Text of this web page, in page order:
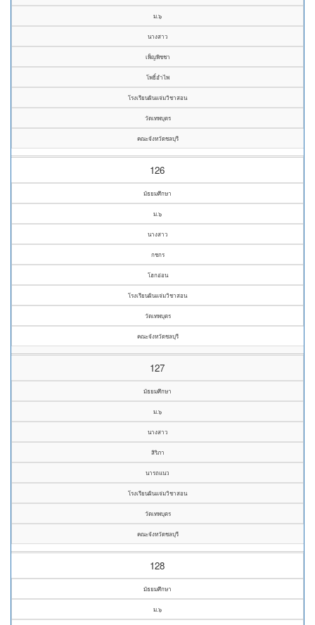
ม.๖
นางสาว
เพ็ญพิชชา
โพธิ์อำไพ
โรงเรียนผินแจ่มวิชาสอน
วัดเทพบุตร
คณะจังหวัดชลบุรี
126
มัธยมศึกษา
ม.๖
นางสาว
กชกร
โฮกอ่อน
โรงเรียนผินแจ่มวิชาสอน
วัดเทพบุตร
คณะจังหวัดชลบุรี
127
มัธยมศึกษา
ม.๖
นางสาว
สิริภา
นารถแนว
โรงเรียนผินแจ่มวิชาสอน
วัดเทพบุตร
คณะจังหวัดชลบุรี
128
มัธยมศึกษา
ม.๖